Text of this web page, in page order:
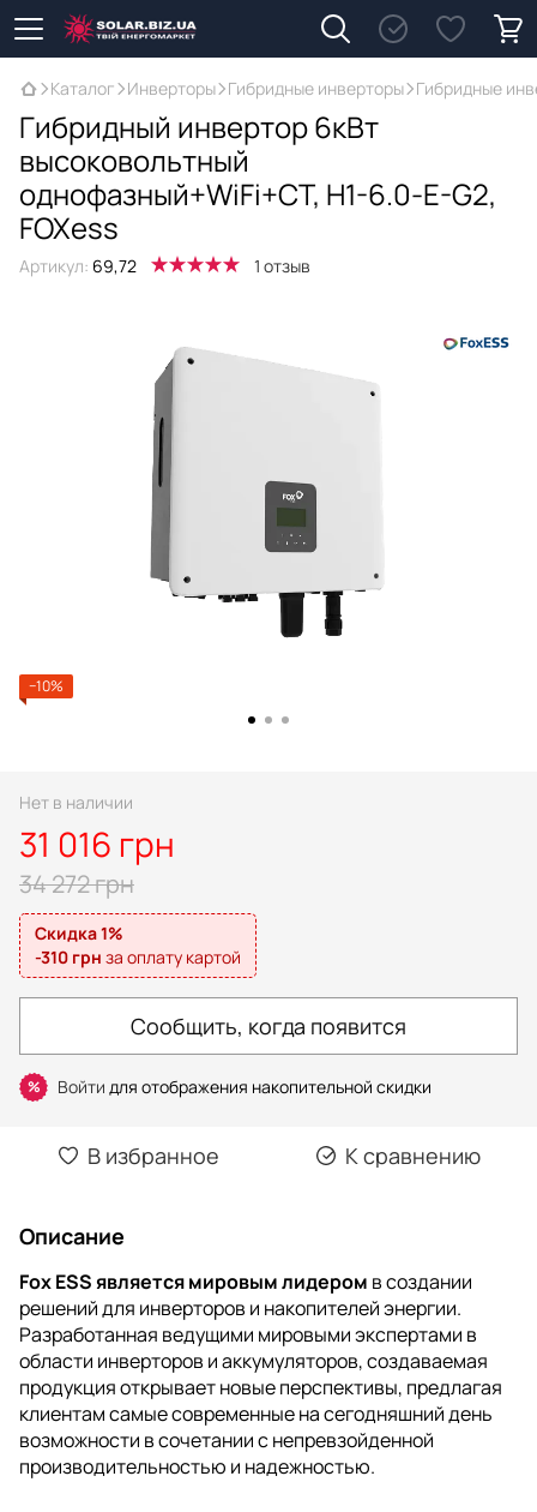
Каталог Инверторы Гибридные инверторы Гибридные
Гибридный инвертор 6кВт
высоковольтный
однофазный+WiFi+CT, H1-6.0-E-G2,
FOXess
Артикул: 69,72 1 отзыв
−10%
Нет в наличии
31 016 грн
34 272 грн
Скидка 1%
-310 грн за оплату картой
Сообщить, когда появится
% Войти для отображения накопительной скидки
В избранное К сравнению
Описание
Fox ESS является мировым лидером в создании
решений для инверторов и накопителей энергии.
Разработанная ведущими мировыми экспертами в
области инверторов и аккумуляторов, создаваемая
продукция открывает новые перспективы, предлагая
клиентам самые современные на сегодняшний день
возможности в сочетании с непревзойденной
производительностью и надежностью.